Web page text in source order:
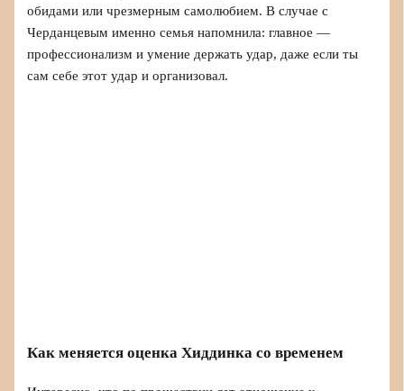
обидами или чрезмерным самолюбием. В случае с
Черданцевым именно семья напомнила: главное —
профессионализм и умение держать удар, даже если ты
сам себе этот удар и организовал.
Как меняется оценка Хиддинка со временем